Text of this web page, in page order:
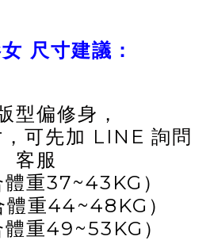
尺寸建議：
型偏修身，
可先加 LINE 詢問
客服
重37~43KG）
體重44~48KG）
重49~53KG）